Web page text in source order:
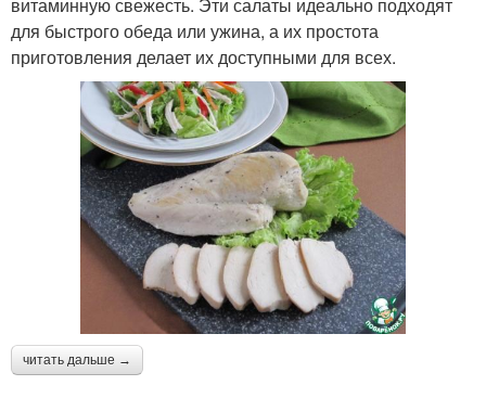
витаминную свежесть. Эти салаты идеально подходят
для быстрого обеда или ужина, а их простота
приготовления делает их доступными для всех.
читать дальше →